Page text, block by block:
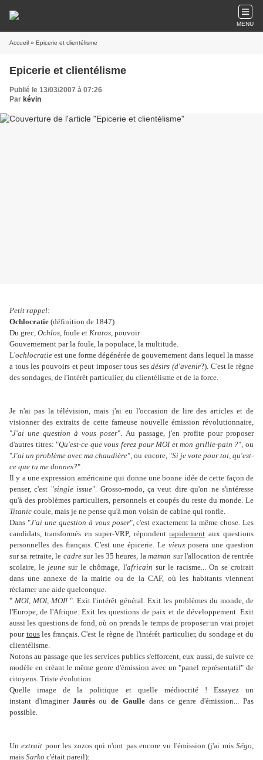
MENU
Accueil » Epicerie et clientélisme
Epicerie et clientélisme
Publié le 13/03/2007 à 07:26
Par kévin
Petit rappel:
Ochlocratie (définition de 1847)
Du grec, Ochlos, foule et Kratos, pouvoir
Gouvernement par la foule, la populace, la multitude.
L'ochlocratie est une forme dégénérée de gouvernement dans lequel la masse
a tous les pouvoirs et peut imposer tous sesdésirs (d'avenir?). C'est le règne
des sondages, de l'intérêt particulier, du clientélisme et de la force.
Je n'ai pas la télévision, mais j'ai eu l'occasion de lire des articles et de
visionner des extraits de cette fameuse nouvelle émission révolutionnaire,
"J'ai une question à vous poser". Au passage, j'en profite pour proposer
d'autres titres: "Qu'est-ce que vous ferez pour MOI et mon grillle-pain ?", ou
"J'ai un problème avec ma chaudière", ou encore, "Si je vote pour toi, qu'est-
ce que tu me donnes?".
Il y a une expression américaine qui donne une bonne idée de cette façon de
penser, c'est "single issue". Grosso-modo, ça veut dire qu'on ne s'intéresse
qu'à des problèmes particuliers, personnels et coupés du reste du monde. Le
Titanic coule, mais je ne pense qu'à mon voisin de cabine qui ronfle.
Dans "J'ai une question à vous poser", c'est exactement la même chose. Les
candidats, transformés en super-VRP, répondentrapidement aux questions
personnelles des français. C'est une épicerie. Le vieuxposera une question
sur sa retraite, le cadresur les 35 heures, lamaman sur l'allocation de rentrée
scolaire, le jeune sur le chômage, l'africain sur le racisme... On se croirait
dans une annexe de la mairie ou de la CAF, où les habitants viennent
réclamer une aide quelconque.
"MOI, MOI, MOI!". Exit l'intérêt général. Exit les problèmes du monde, de
l'Europe, de l'Afrique. Exit les questions de paix et de développement. Exit
aussi les questions de fond, où on prends le temps de proposer un vrai projet
pour tousles français. C'est le règne de l'intérêt particulier, du sondage et du
clientélisme.
Notons au passage que les services publics s'efforcent, eux aussi, de suivre ce
modèle en créant le même genre d'émission avec un "panel représentatif" de
citoyens. Triste évolution.
Quelle image de la politique et quelle médiocrité ! Essayez un
instant d'imaginer Jaurèsoude Gaulle dans ce genre d'émission... Pas
possible.
Unextrait pour les zozos qui n'ont pas encore vu l'émission (j'ai misSégo,
mais Sarko c'était pareil):